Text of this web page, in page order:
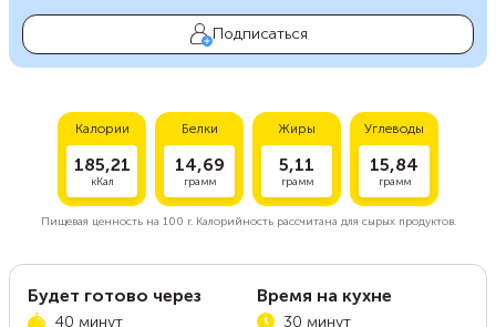
Подписаться
Калории
185,21
кКал
Белки
14,69
грамм
Жиры
5,11
грамм
Углеводы
15,84
грамм
Пищевая ценность на 100 г.Калорийность рассчитана для сырых продуктов.
Будет готово через
40 минут
Время на кухне
30 минут